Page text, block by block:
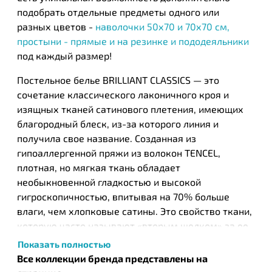
подобрать отдельные предметы одного или
разных цветов - наволочки 50х70 и 70х70 см,
простыни - прямые и на резинке и пододеяльники
под каждый размер!
Постельное белье BRILLIANT CLASSICS — это
сочетание классического лаконичного кроя и
изящных тканей сатинового плетения, имеющих
благородный блеск, из-за которого линия и
получила свое название. Созданная из
гипоаллергенной пряжи из волокон TENCEL,
плотная, но мягкая ткань обладает
необыкновенной гладкостью и высокой
гигроскопичностью, впитывая на 70% больше
влаги, чем хлопковые сатины. Это свойство ткани,
которую часто называют «вторым шелком» за ее
тактильные свойства и внешний вид, позволяет
пользователю не только ощутить повышенный
Показать полностью
Все коллекции бренда представлены на